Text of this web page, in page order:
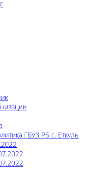
ГБУЗ РБ с. Еткуль